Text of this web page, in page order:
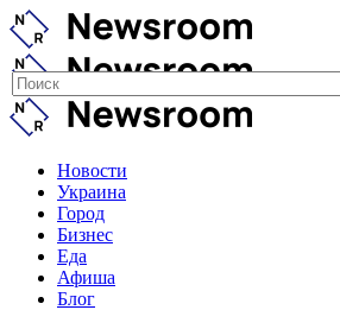
Новости
Украина
Город
Бизнес
Еда
Афиша
Блог